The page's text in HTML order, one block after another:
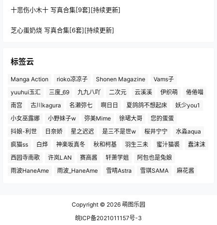
十悲伤小木十 写真合集[9套][持续更新]
芝心蛋奶烧 写真合集[6套][持续更新]
标签云
Manga Action rioko凉凉子 Shonen Magazine
Vams子
yuuhui玉汇
三度_69 九九八吖 二次元 云溪溪 伊织萌
倦倦喵
南宫
古川kagura 名濑弥七 啊日日 夏鸽鸽不想起床
妖少you1
小女巫露娜
小野妹子w 弥美Mime 徐珺大哥
您的蛋蛋
抖娘-利世
日奈娇 星之迟迟 是三不是世w 桜井宁宁
水淼aqua
疯猫ss
白烨 神楽坂真冬 秋和柯基 羽生三未 蜜汁猫裘
蠢沫沫
西园寺南歌
许岚LAN 赛高酱 轩萧学姐
阿包也是兔娘
雨波HaneAme
雨波_HaneAme 雪晴Astra 雪琪SAMA 麻花酱
Copyright © 2026 萌图乐园
皖ICP备2021011157号-3